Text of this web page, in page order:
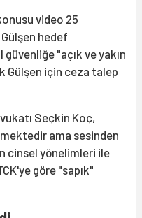
video 25
hedef
"açık ve yakın
Gülşen için ceza talep
Seçkin Koç,
ama sesinden
cinsel yönelimleri ile
göre "sapık"